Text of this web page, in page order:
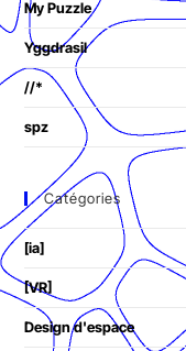
My Puzzle
Yggdrasil
//*
spz
Catégories
[ia]
[VR]
Design d'espace